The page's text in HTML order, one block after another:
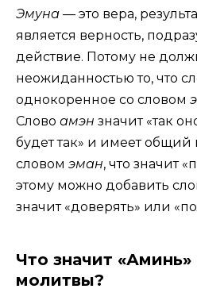
Эмуна — это вера,
является верность,
действие. Потому не
неожиданностью то, что
однокоренное со словом
Слово амэн значит «так
будет так» и имеет общий
словом эман, что значит
этому можно добавить
значит «доверять» или
Что значит «Аминь»
молитвы?